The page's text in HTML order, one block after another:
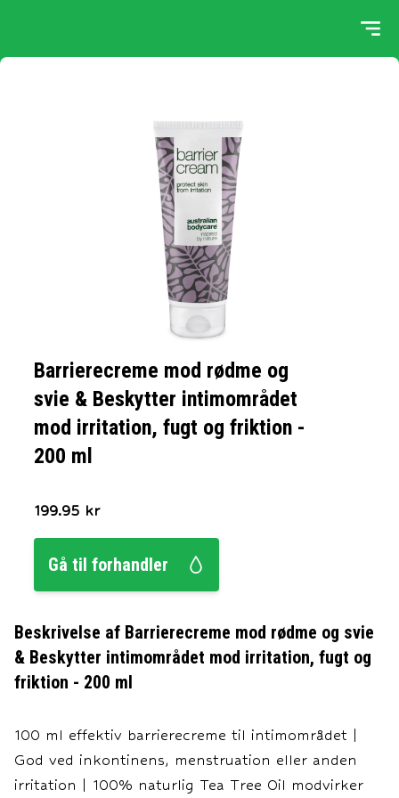
Barrierecreme mod rødme og
svie & Beskytter intimområdet
mod irritation, fugt og friktion -
200 ml
199.95 kr
Gå til forhandler
Beskrivelse af Barrierecreme mod rødme og svie
& Beskytter intimområdet mod irritation, fugt og
friktion - 200 ml
100 ml effektiv barrierecreme til intimområdet |
God ved inkontinens, menstruation eller anden
irritation | 100% naturlig Tea Tree Oil modvirker